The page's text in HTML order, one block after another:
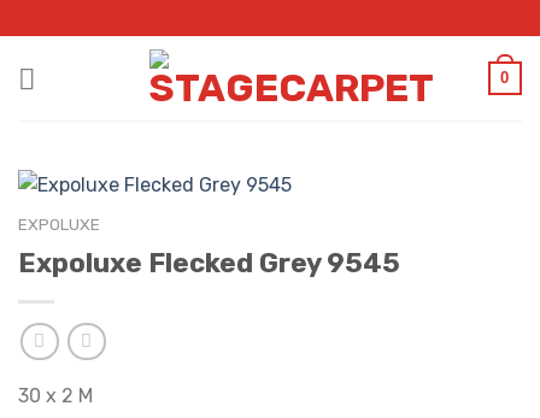
to
content
0
EXPOLUXE
Expoluxe Flecked Grey 9545
30 x 2 M